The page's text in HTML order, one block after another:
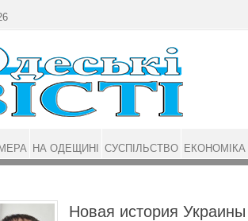
Новая история
НА ОДЕЩИНІ СУСПІЛЬСТВО ЕКОНОМІКА